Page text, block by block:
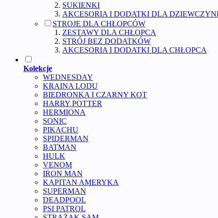
SUKIENKI
AKCESORIA I DODATKI DLA
STROJE DLA CHŁOPCÓW
ZESTAWY DLA CHŁOPCA
STRÓJ BEZ DODATKÓW
AKCESORIA I DODATKI DLA CHŁOPCA
Kolekcje
WEDNESDAY
KRAINA LODU
BIEDRONKA I CZARNY KOT
HARRY POTTER
HERMIONA
SONIC
PIKACHU
SPIDERMAN
BATMAN
HULK
VENOM
IRON MAN
KAPITAN AMERYKA
SUPERMAN
DEADPOOL
PSI PATROL